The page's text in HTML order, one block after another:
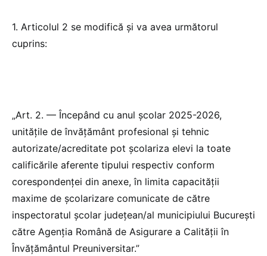
1. Articolul 2 se modifică și va avea următorul
cuprins:
„Art. 2. — Începând cu anul școlar 2025-2026,
unitățile de învățământ profesional și tehnic
autorizate/acreditate pot școlariza elevi la toate
calificările aferente tipului respectiv conform
corespondenței din anexe, în limita capacității
maxime de școlarizare comunicate de către
inspectoratul școlar județean/al municipiului București
către Agenția Română de Asigurare a Calității în
Învățământul Preuniversitar.”